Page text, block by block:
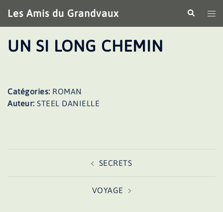
au
contenu
Les Amis du Grandvaux
le
UN SI LONG CHEMIN
Catégories: ROMAN
Auteur: STEEL DANIELLE
SECRETS
VOYAGE